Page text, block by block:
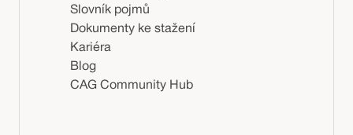
Slovník pojmů
Dokumenty ke stažení
Kariéra
Blog
CAG Community Hub